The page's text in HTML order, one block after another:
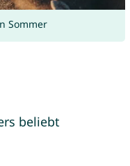
Sommer
beliebt